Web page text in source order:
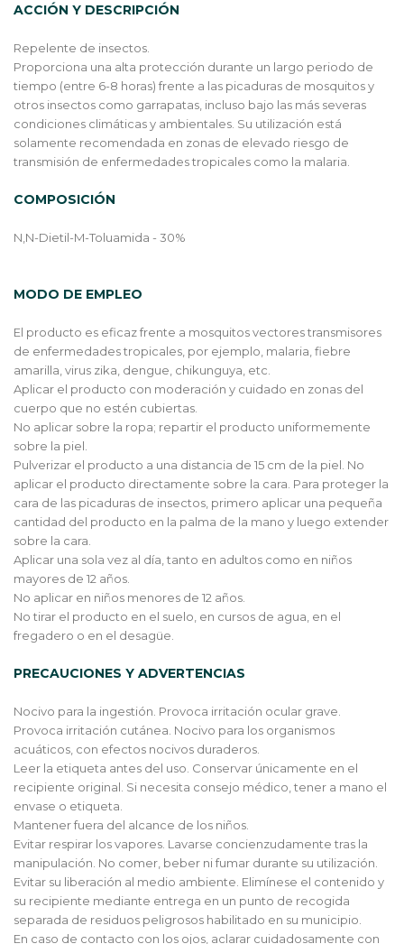
ACCIÓN Y DESCRIPCIÓN
Repelente de insectos.
Proporciona una alta protección durante un largo periodo de
tiempo (entre 6-8 horas) frente a las picaduras de mosquitos y
otros insectos como garrapatas, incluso bajo las más severas
condiciones climáticas y ambientales. Su utilización está
solamente recomendada en zonas de elevado riesgo de
transmisión de enfermedades tropicales como la malaria.
COMPOSICIÓN
N,N-Dietil-M-Toluamida - 30%
MODO DE EMPLEO
El producto es eficaz frente a mosquitos vectores transmisores
de enfermedades tropicales, por ejemplo, malaria, fiebre
amarilla, virus zika, dengue, chikunguya, etc.
Aplicar el producto con moderación y cuidado en zonas del
cuerpo que no estén cubiertas.
No aplicar sobre la ropa; repartir el producto uniformemente
sobre la piel.
Pulverizar el producto a una distancia de 15 cm de la piel. No
aplicar el producto directamente sobre la cara. Para proteger la
cara de las picaduras de insectos, primero aplicar una pequeña
cantidad del producto en la palma de la mano y luego extender
sobre la cara.
Aplicar una sola vez al día, tanto en adultos como en niños
mayores de 12 años.
No aplicar en niños menores de 12 años.
No tirar el producto en el suelo, en cursos de agua, en el
fregadero o en el desagüe.
PRECAUCIONES Y ADVERTENCIAS
Nocivo para la ingestión. Provoca irritación ocular grave.
Provoca irritación cutánea. Nocivo para los organismos
acuáticos, con efectos nocivos duraderos.
Leer la etiqueta antes del uso. Conservar únicamente en el
recipiente original. Si necesita consejo médico, tener a mano el
envase o etiqueta.
Mantener fuera del alcance de los niños.
Evitar respirar los vapores. Lavarse concienzudamente tras la
manipulación. No comer, beber ni fumar durante su utilización.
Evitar su liberación al medio ambiente. Elimínese el contenido y
su recipiente mediante entrega en un punto de recogida
separada de residuos peligrosos habilitado en su municipio.
En caso de contacto con los ojos, aclarar cuidadosamente con